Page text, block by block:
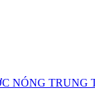
NÓNG TRUNG